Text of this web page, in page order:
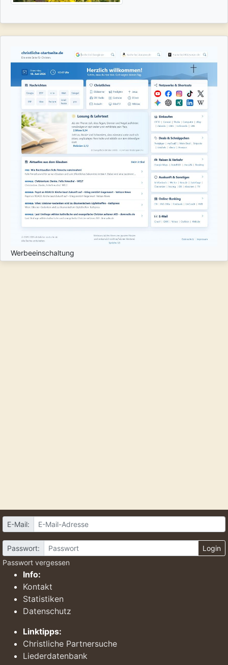
Werbeeinschaltung
E-Mail:
Passwort:
Login
Passwort vergessen
Info:
Kontakt
Statistiken
Datenschutz
Linktipps:
Christliche Partnersuche
Liederdatenbank